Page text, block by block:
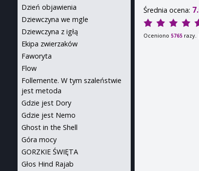
Średnia ocena:
Oceniono 5765 razy.
Dzień objawienia
Dziewczyna we mgle
Dziewczyna z igłą
Ekipa zwierzaków
Faworyta
Flow
Follemente. W tym szaleństwie
jest metoda
Gdzie jest Dory
Gdzie jest Nemo
Ghost in the Shell
Góra mocy
GORZKIE ŚWIĘTA
Głos Hind Rajab